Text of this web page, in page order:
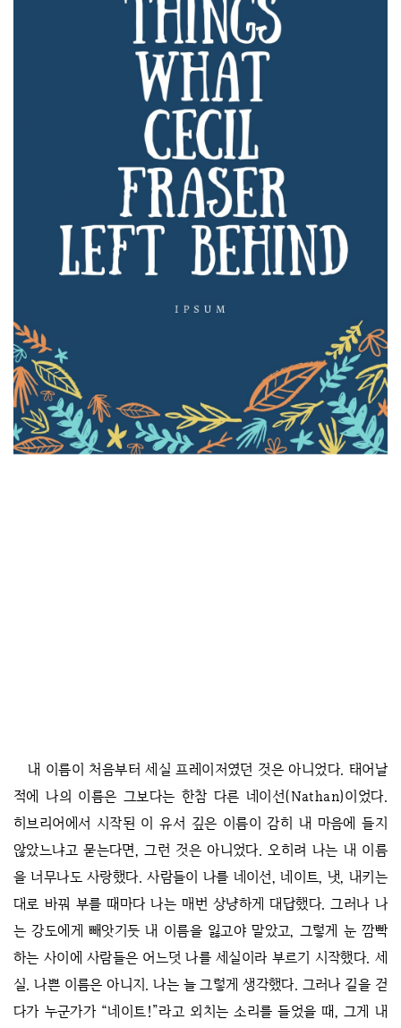
내 이름이 처음부터 세실 프레이저였던 것은 아니었다. 태어날
적에 나의 이름은 그보다는 한참 다른 네이선(Nathan)이었다.
히브리어에서 시작된 이 유서 깊은 이름이 감히 내 마음에 들지
않았느냐고 묻는다면, 그런 것은 아니었다. 오히려 나는 내 이름
을 너무나도 사랑했다. 사람들이 나를 네이선, 네이트, 냇, 내키는
대로 바꿔 부를 때마다 나는 매번 상냥하게 대답했다. 그러나 나
는 강도에게 빼앗기듯 내 이름을 잃고야 말았고, 그렇게 눈 깜빡
하는 사이에 사람들은 어느덧 나를 세실이라 부르기 시작했다. 세
실. 나쁜 이름은 아니지. 나는 늘 그렇게 생각했다. 그러나 길을 걷
다가 누군가가 “네이트!”라고 외치는 소리를 들었을 때, 그게 내